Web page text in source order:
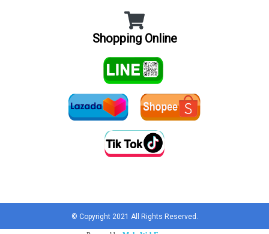
Shopping Online
© Copyright 2021 All Rights Reserved.